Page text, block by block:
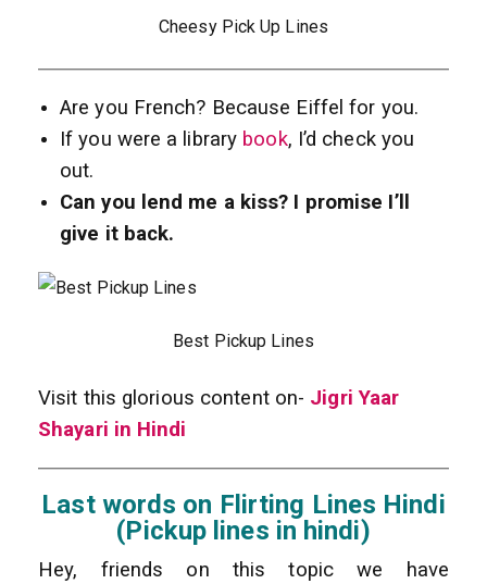
Cheesy Pick Up Lines
Are you French? Because Eiffel for you.
If you were a library book, I’d check you
out.
Can you lend me a kiss? I promise I’ll
give it back.
Best Pickup Lines
Visit this glorious content on- Jigri Yaar
Shayari in Hindi
Last words on Flirting Lines Hindi
(Pickup lines in hindi)
Hey, friends on this topic we have